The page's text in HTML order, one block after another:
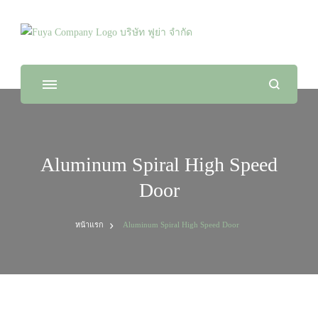
จัดจำหน่ายสินค้า และติดตั้งระบบรักษาความปลอดภัย
Aluminum Spiral High Speed
Door
หน้าแรก Aluminum Spiral High Speed Door